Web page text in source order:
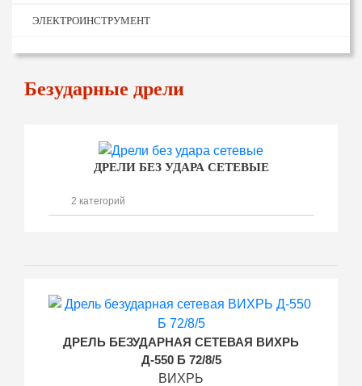
ЭЛЕКТРОИНСТРУМЕНТ
Безударные дрели
ДРЕЛИ БЕЗ УДАРА СЕТЕВЫЕ
2 категорий
ДРЕЛЬ БЕЗУДАРНАЯ СЕТЕВАЯ ВИХРЬ
Д-550 Б 72/8/5
ВИХРЬ